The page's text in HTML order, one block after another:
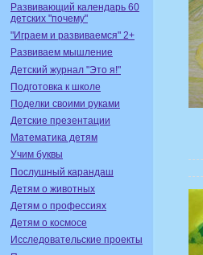
Развивающий календарь 60
детских "почему"
"Играем и развиваемся" 2+
Развиваем мышление
Детский журнал "Это я!"
Подготовка к школе
Поделки своими руками
Детские презентации
Математика детям
Учим буквы
Послушный карандаш
Детям о животных
Детям о профессиях
Детям о космосе
Исследовательские проекты